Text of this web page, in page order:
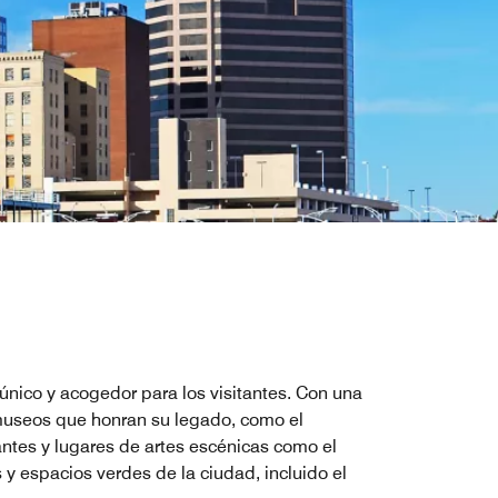
y acogedor para los visitantes. Con una
que honran su legado, como el
y lugares de artes escénicas como el
espacios verdes de la ciudad, incluido el